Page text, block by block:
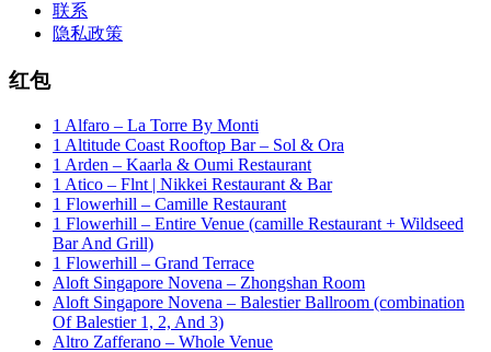
联系
隐私政策
红包
1 Alfaro – La Torre By Monti
1 Altitude Coast Rooftop Bar – Sol & Ora
1 Arden – Kaarla & Oumi Restaurant
1 Atico – Flnt | Nikkei Restaurant & Bar
1 Flowerhill – Camille Restaurant
1 Flowerhill – Entire Venue (camille Restaurant + Wildseed
Bar And Grill)
1 Flowerhill – Grand Terrace
Aloft Singapore Novena – Zhongshan Room
Aloft Singapore Novena – Balestier Ballroom (combination
Of Balestier 1, 2, And 3)
Altro Zafferano – Whole Venue